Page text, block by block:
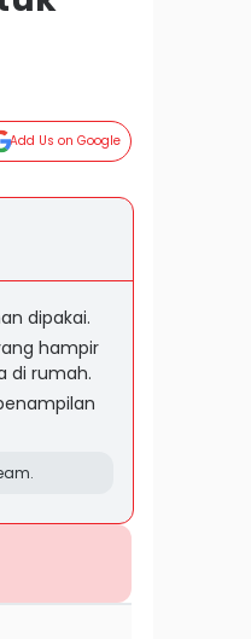
Add Us on Google
dipakai.
hampir
di rumah.